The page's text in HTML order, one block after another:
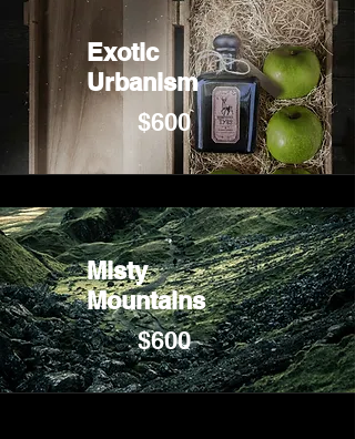
Exotic
Urbanism
$600
Misty
Mountains
$600